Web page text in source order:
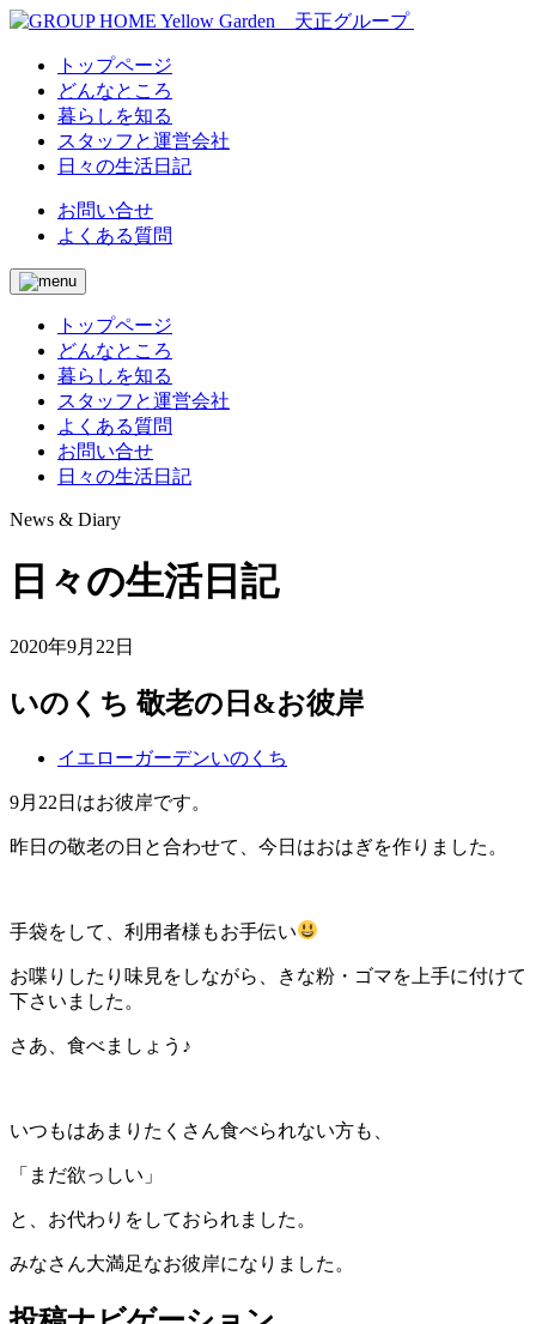
トップページ
どんなところ
暮らしを知る
スタッフと運営会社
日々の生活日記
お問い合せ
よくある質問
トップページ
どんなところ
暮らしを知る
スタッフと運営会社
よくある質問
お問い合せ
日々の生活日記
News & Diary
日々の生活日記
2020年9月22日
いのくち 敬老の日&お彼岸
イエローガーデンいのくち
9月22日はお彼岸です。
昨日の敬老の日と合わせて、今日はおはぎを作りました。
手袋をして、利用者様もお手伝い
お喋りしたり味見をしながら、きな粉・ゴマを上手に付けて
下さいました。
さあ、食べましょう♪
いつもはあまりたくさん食べられない方も、
「まだ欲っしい」
と、お代わりをしておられました。
みなさん大満足なお彼岸になりました。